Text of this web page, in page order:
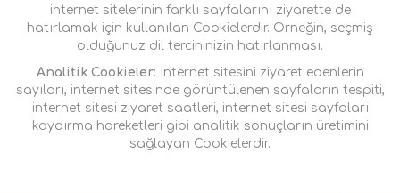
internet sitelerinin farklı sayfalarını ziyarette de
hatırlamak için kullanılan Cookielerdir. Örneğin, seçmiş
olduğunuz dil tercihinizin hatırlanması.
Analitik Cookieler: Internet sitesini ziyaret edenlerin
sayıları, internet sitesinde görüntülenen sayfaların tespiti,
internet sitesi ziyaret saatleri, internet sitesi sayfaları
kaydırma hareketleri gibi analitik sonuçların üretimini
sağlayan Cookielerdir.